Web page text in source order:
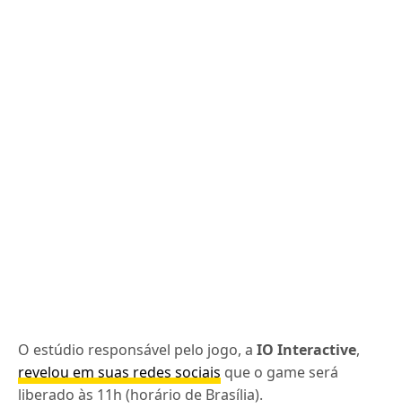
O estúdio responsável pelo jogo, aIO Interactive,
revelou em suas redes sociais que o game será
liberado às 11h (horário de Brasília).